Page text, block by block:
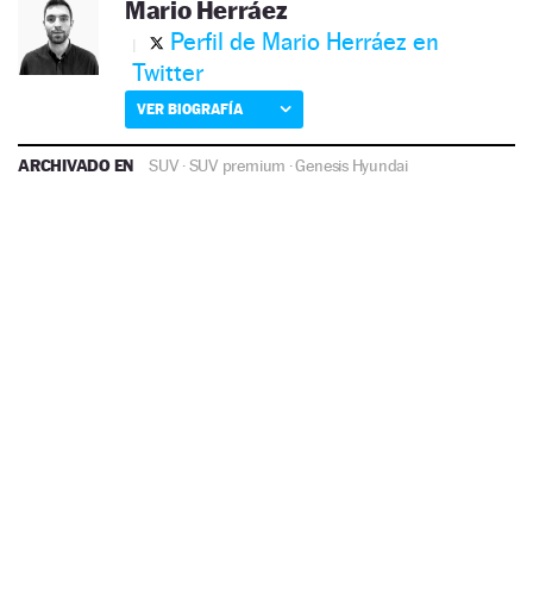
Mario Herráez
Perfil de Mario Herráez en
Twitter
VER BIOGRAFÍA
ARCHIVADO EN SUV ·SUV premium ·Genesis Hyundai